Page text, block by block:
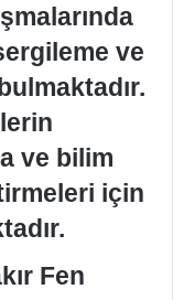
ve
ve bilim
için
Fen